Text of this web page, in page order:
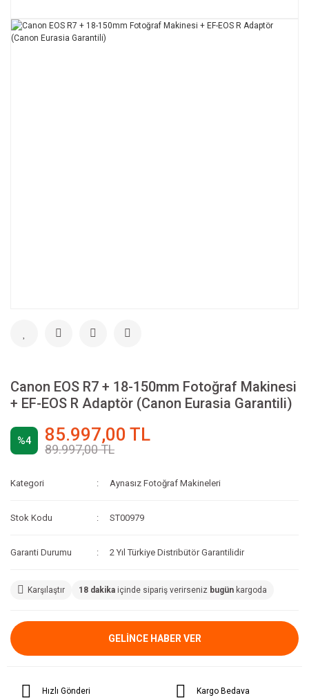
Canon EOS R7 + 18-150mm Fotoğraf Makinesi
+ EF-EOS R Adaptör (Canon Eurasia Garantili)
%4 85.997,00 TL
89.997,00 TL
Kategori Aynasız Fotoğraf Makineleri
Stok Kodu ST00979
Garanti Durumu 2 Yıl Türkiye Distribütör Garantilidir
Karşılaştır 18 dakika içinde sipariş verirseniz bugün kargoda
GELİNCE HABER VER
Hızlı Gönderi Kargo Bedava